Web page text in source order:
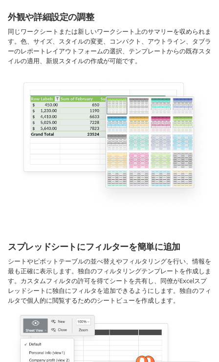
外観や詳細設定の調整
同じワークシートまたは新しいワークシート上のサマリーを収められま
す。色、サイズ、スタイルの変更、コンパクト、アウトライン、タブラ
ーのレポートレイアウトフォームの選択、テンプレートからの既存スタ
イルの適用、新規スタイルの作成が可能です。
スプレッドシートにフィルターを簡単に追加
シートやピボットテーブルの並べ替えやフィルタリングを行い、情報を
最も正確に表示します。独自のフィルタリングテンプレートを作成しま
す。カスタムフィルタの許可を得てシートを共有し、同僚がExcelスプ
レッドシートに独自にフィルタを追加できるようにします。独自のフィ
ルタで個人的に閲覧するためのシートビューを作成します。